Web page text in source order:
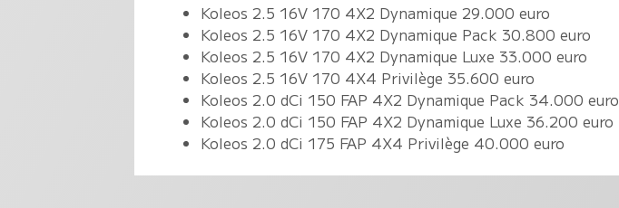
Koleos 2.5 16V 170 4X2 Dynamique 29.000 euro
Koleos 2.5 16V 170 4X2 Dynamique Pack 30.800 euro
Koleos 2.5 16V 170 4X2 Dynamique Luxe 33.000 euro
Koleos 2.5 16V 170 4X4 Privilège 35.600 euro
Koleos 2.0 dCi 150 FAP 4X2 Dynamique Pack 34.000 euro
Koleos 2.0 dCi 150 FAP 4X2 Dynamique Luxe 36.200 euro
Koleos 2.0 dCi 175 FAP 4X4 Privilège 40.000 euro